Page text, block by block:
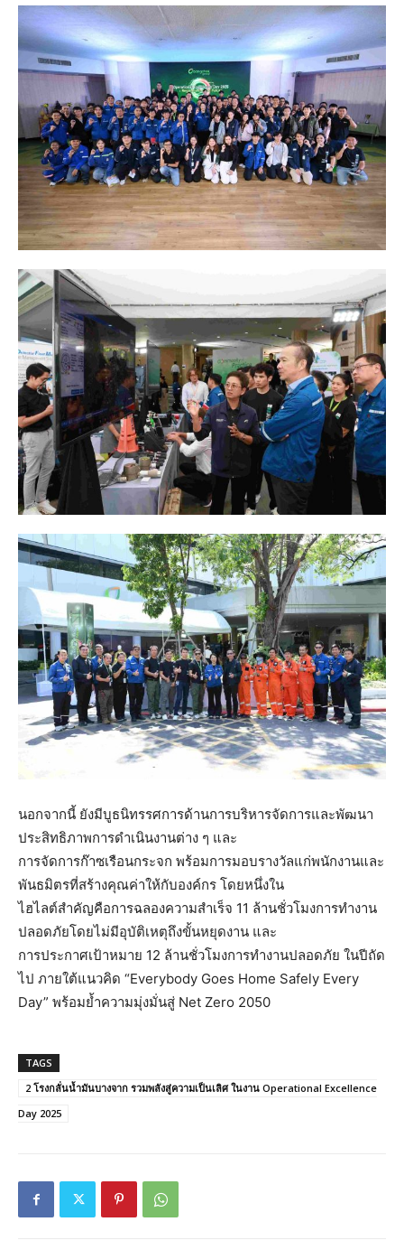
นอกจากนี้ ยังมีบูธนิทรรศการด้านการบริหารจัดการและพัฒนา
ประสิทธิภาพการดำเนินงานต่าง ๆ และ
การจัดการก๊าซเรือนกระจก พร้อมการมอบรางวัลแก่พนักงานและ
พันธมิตรที่สร้างคุณค่าให้กับองค์กร โดยหนึ่งใน
ไฮไลต์สำคัญคือการฉลองความสำเร็จ 11 ล้านชั่วโมงการทำงาน
ปลอดภัยโดยไม่มีอุบัติเหตุถึงขั้นหยุดงาน และ
การประกาศเป้าหมาย 12 ล้านชั่วโมงการทำงานปลอดภัย ในปีถัด
ไป ภายใต้แนวคิด “Everybody Goes Home Safely Every
Day” พร้อมย้ำความมุ่งมั่นสู่ Net Zero 2050
TAGS
2 โรงกลั่นน้ำมันบางจาก รวมพลังสู่ความเป็นเลิศ ในงาน Operational Excellence
Day 2025